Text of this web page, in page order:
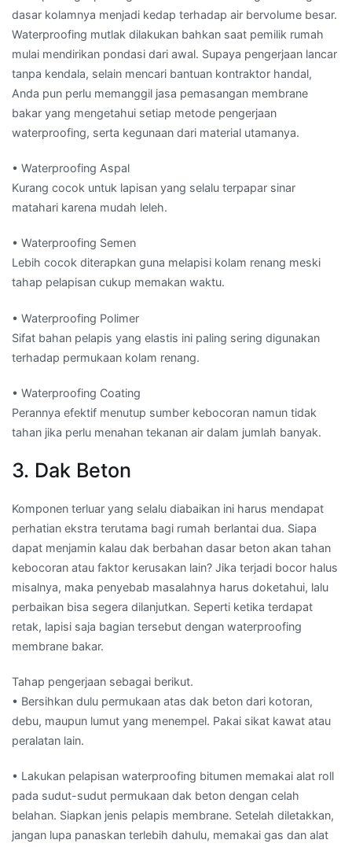
dasar kolamnya menjadi kedap terhadap air bervolume besar.
Waterproofing mutlak dilakukan bahkan saat pemilik rumah
mulai mendirikan pondasi dari awal. Supaya pengerjaan lancar
tanpa kendala, selain mencari bantuan kontraktor handal,
Anda pun perlu memanggil jasa pemasangan membrane
bakar yang mengetahui setiap metode pengerjaan
waterproofing, serta kegunaan dari material utamanya.
• Waterproofing Aspal
Kurang cocok untuk lapisan yang selalu terpapar sinar
matahari karena mudah leleh.
• Waterproofing Semen
Lebih cocok diterapkan guna melapisi kolam renang meski
tahap pelapisan cukup memakan waktu.
• Waterproofing Polimer
Sifat bahan pelapis yang elastis ini paling sering digunakan
terhadap permukaan kolam renang.
• Waterproofing Coating
Perannya efektif menutup sumber kebocoran namun tidak
tahan jika perlu menahan tekanan air dalam jumlah banyak.
3. Dak Beton
Komponen terluar yang selalu diabaikan ini harus mendapat
perhatian ekstra terutama bagi rumah berlantai dua. Siapa
dapat menjamin kalau dak berbahan dasar beton akan tahan
kebocoran atau faktor kerusakan lain? Jika terjadi bocor halus
misalnya, maka penyebab masalahnya harus doketahui, lalu
perbaikan bisa segera dilanjutkan. Seperti ketika terdapat
retak, lapisi saja bagian tersebut dengan waterproofing
membrane bakar.
Tahap pengerjaan sebagai berikut.
• Bersihkan dulu permukaan atas dak beton dari kotoran,
debu, maupun lumut yang menempel. Pakai sikat kawat atau
peralatan lain.
• Lakukan pelapisan waterproofing bitumen memakai alat roll
pada sudut-sudut permukaan dak beton dengan celah
belahan. Siapkan jenis pelapis membrane. Setelah diletakkan,
jangan lupa panaskan terlebih dahulu, memakai gas dan alat